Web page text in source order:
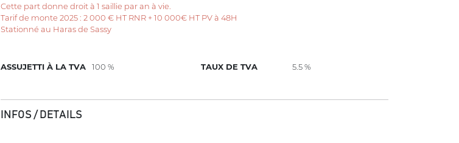
Cette part donne droit à 1 saillie par an à vie.
Tarif de monte 2025 : 2 000 € HT RNR + 10 000€ HT PV à 48H
Stationné au Haras de Sassy
ASSUJETTI À LA TVA 100 % TAUX DE TVA 5.5 %
INFOS / DETAILS